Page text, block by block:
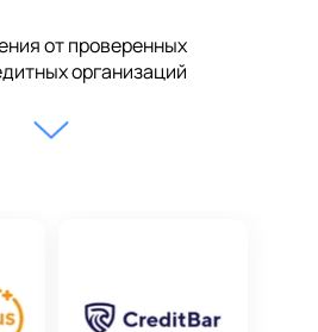
от проверенных
организаций